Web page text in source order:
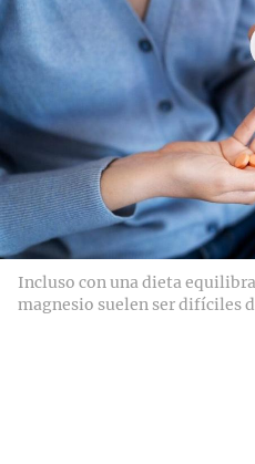
Incluso con una dieta
magnesio suelen ser difíciles